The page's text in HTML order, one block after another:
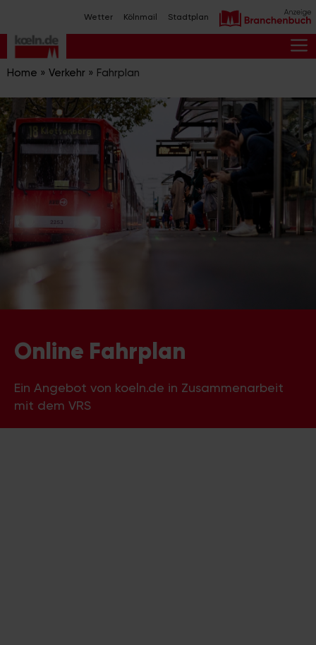
Inhalt
springen
Wetter Kölnmail Stadtplan
Home » Verkehr » Fahrplan
Online Fahrplan
Ein Angebot von koeln.de in Zusammenarbeit
mit dem VRS